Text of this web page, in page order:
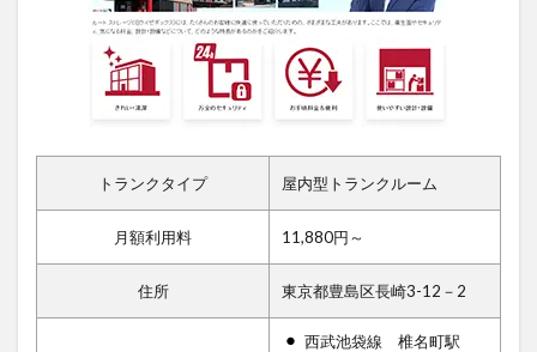
トランクタイプ 屋内型トランクルーム
月額利用料 11,880円～
住所 東京都豊島区長崎3-12－2
西武池袋線 椎名町駅